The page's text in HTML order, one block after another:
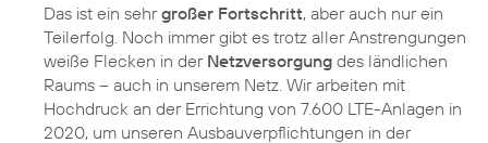
Das ist ein sehrgroßer Fortschritt, aber auch nur ein
Teilerfolg. Noch immer gibt es trotz aller Anstrengungen
weiße Flecken in der Netzversorgung des ländlichen
Raums – auch in unserem Netz. Wir arbeiten mit
Hochdruck an der Errichtung von 7.600 LTE-Anlagen in
2020, um unseren Ausbauverpflichtungen in der